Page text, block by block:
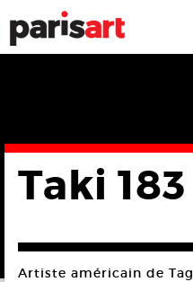
Taki 183
Artiste américain de Tag